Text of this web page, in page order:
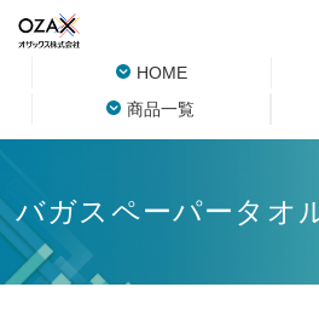
HOME
商品一覧
バガスペーパータオ